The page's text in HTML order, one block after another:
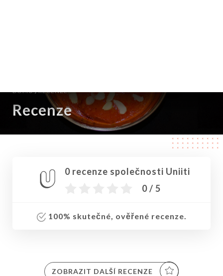
DOMŮ/RECENZE
Recenze
0 recenze společnosti Uniiti
0 / 5
100% skutečné, ověřené recenze.
ZOBRAZIT DALŠÍ RECENZE